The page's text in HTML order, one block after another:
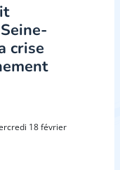
crise
18 février